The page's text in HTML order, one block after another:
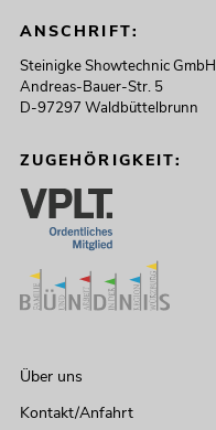
ANSCHRIFT:
Steinigke Showtechnic GmbH
Andreas-Bauer-Str. 5
D-97297 Waldbüttelbrunn
ZUGEHÖRIGKEIT:
Über uns
Kontakt/Anfahrt